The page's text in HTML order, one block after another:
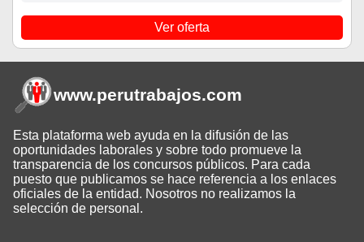
Ver oferta
www.perutrabajos.com
Esta plataforma web ayuda en la difusión de las
oportunidades laborales y sobre todo promueve la
transparencia de los concursos públicos. Para cada
puesto que publicamos se hace referencia a los enlaces
oficiales de la entidad. Nosotros no realizamos la
selección de personal.